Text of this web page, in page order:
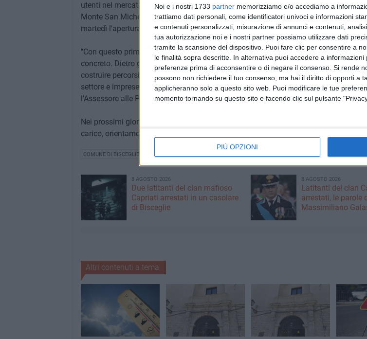
Noi e i nostri 1733 partner memorizziamo e/o accediamo a
trattiamo dati personali, come identificatori univoci e informazioni
e contenuti personalizzati, misurazione di annunci e contenuti,
tua autorizzazione noi e i nostri partner possiamo utilizzare dati
tramite la scansione del dispositivo. Puoi fare clic per consentire a
le finalità sopra descritte. In alternativa puoi accedere a
preferenze prima di acconsentire o di negare il consenso. Si rende
possono non richiedere il tuo consenso, ma hai il diritto di opporti a
applicheranno solo a questo sito web. Puoi modificare le tue
momento tornando su questo sito e facendo clic sul pulsante
PIÙ OPZIONI
utenti nel mercato del lavoro regolare. Lo sportello di orientamento al lavoro per
Monte San Michele, 39 a Bisceglie ed è aperto dal lunedì al venerdì dalle 16.30 alle
martedì l'apertura è anticipata alle 15). Il lunedì e il giovedì anche dalle 8.30 alle 11.
"Con questo primo patto di accoglienza il progetto Isid'oro compie un passo
concreto. Dietro gli atti amministrativi ci sono persone, storie e diritti da tutelare.
costruire percorsi di legalità, integrazione e dignità attraverso una rete fatta di
settore e imprese responsabili", spiegano il Sindaco di Bisceglie Angelantonio
l'Assessore alle Politiche Sociali Roberta Rigante.
Nei prossimi giorni proseguiranno le attività previste dal progetto, con ulteriori
carico, orientamento e accoglienza destinati ai lavoratori coinvolti.
COMUNE DI BISCEGLIE
8 AGOSTO 2026
Due latitanti del clan mafioso
Capriati arrestati in un casolare
di Bisceglie
8 AGOSTO 2026
Latitanti del clan
arrestati, le parole
Massimiliano
Altri contenuti a tema